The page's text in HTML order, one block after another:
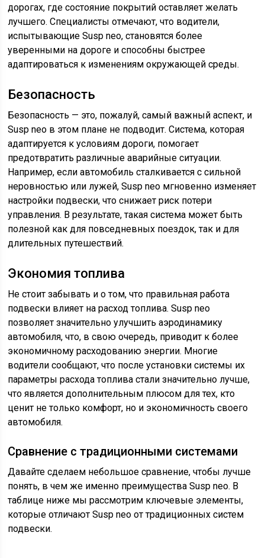
дорогах, где состояние покрытий оставляет желать
лучшего. Специалисты отмечают, что водители,
испытывающие Susp neo, становятся более
уверенными на дороге и способны быстрее
адаптироваться к изменениям окружающей среды.
Безопасность
Безопасность — это, пожалуй, самый важный аспект, и
Susp neo в этом плане не подводит. Система, которая
адаптируется к условиям дороги, помогает
предотвратить различные аварийные ситуации.
Например, если автомобиль сталкивается с сильной
неровностью или лужей, Susp neo мгновенно изменяет
настройки подвески, что снижает риск потери
управления. В результате, такая система может быть
полезной как для повседневных поездок, так и для
длительных путешествий.
Экономия топлива
Не стоит забывать и о том, что правильная работа
подвески влияет на расход топлива. Susp neo
позволяет значительно улучшить аэродинамику
автомобиля, что, в свою очередь, приводит к более
экономичному расходованию энергии. Многие
водители сообщают, что после установки системы их
параметры расхода топлива стали значительно лучше,
что является дополнительным плюсом для тех, кто
ценит не только комфорт, но и экономичность своего
автомобиля.
Сравнение с традиционными системами
Давайте сделаем небольшое сравнение, чтобы лучше
понять, в чем же именно преимущества Susp neo. В
таблице ниже мы рассмотрим ключевые элементы,
которые отличают Susp neo от традиционных систем
подвески.